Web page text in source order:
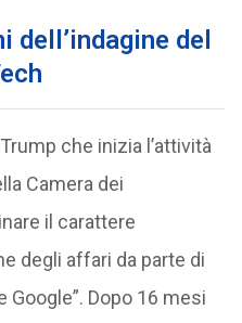
dell’indagine del
che inizia l’attività
Camera dei
il carattere
degli affari da parte di
Google”. Dopo 16 mesi